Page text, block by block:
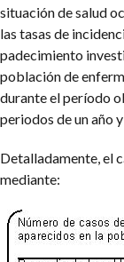
situación de salud
las tasas de
padecimiento
población de
durante el período
periodos de un año
Detalladamente, el
mediante: